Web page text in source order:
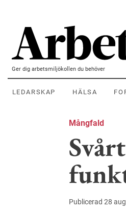
Ger dig arbetsmiljökollen du behöver
LEDARSKAP HÄLSA
Mångfald
Publicerad 28